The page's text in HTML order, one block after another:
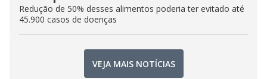
Redução de 50% desses alimentos poderia ter evitado até
45.900 casos de doenças
VEJA MAIS NOTÍCIAS